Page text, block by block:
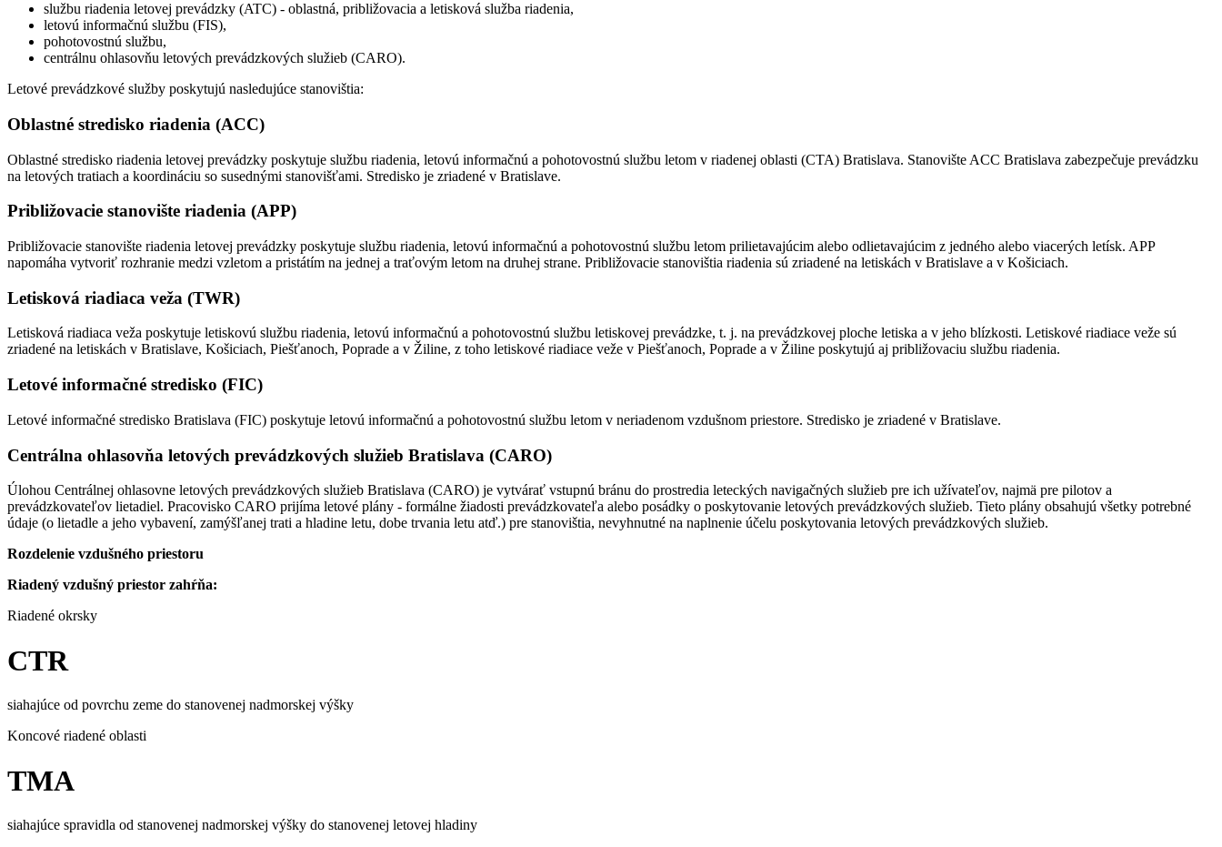
službu riadenia letovej prevádzky (ATC) - oblastná, približovacia a letisková služba riadenia,
letovú informačnú službu (FIS),
pohotovostnú službu,
centrálnu ohlasovňu letových prevádzkových služieb (CARO).
Letové prevádzkové služby poskytujú nasledujúce stanovištia:
Oblastné stredisko riadenia (ACC)
Oblastné stredisko riadenia letovej prevádzky poskytuje službu riadenia, letovú informačnú a pohotovostnú službu letom v riadenej oblasti (CTA) Bratislava. Stanovište ACC Bratislava zabezpečuje prevádzku
na letových tratiach a koordináciu so susednými stanovišťami. Stredisko je zriadené v Bratislave.
Približovacie stanovište riadenia (APP)
Približovacie stanovište riadenia letovej prevádzky poskytuje službu riadenia, letovú informačnú a pohotovostnú službu letom prilietavajúcim alebo odlietavajúcim z jedného alebo viacerých letísk. APP
napomáha vytvoriť rozhranie medzi vzletom a pristátím na jednej a traťovým letom na druhej strane. Približovacie stanovištia riadenia sú zriadené na letiskách v Bratislave a v Košiciach.
Letisková riadiaca veža (TWR)
Letisková riadiaca veža poskytuje letiskovú službu riadenia, letovú informačnú a pohotovostnú službu letiskovej prevádzke, t. j. na prevádzkovej ploche letiska a v jeho blízkosti. Letiskové riadiace veže sú
zriadené na letiskách v Bratislave, Košiciach, Piešťanoch, Poprade a v Žiline, z toho letiskové riadiace veže v Piešťanoch, Poprade a v Žiline poskytujú aj približovaciu službu riadenia.
Letové informačné stredisko (FIC)
Letové informačné stredisko Bratislava (FIC) poskytuje letovú informačnú a pohotovostnú službu letom v neriadenom vzdušnom priestore. Stredisko je zriadené v Bratislave.
Centrálna ohlasovňa letových prevádzkových služieb Bratislava (CARO)
Úlohou Centrálnej ohlasovne letových prevádzkových služieb Bratislava (CARO) je vytvárať vstupnú bránu do prostredia leteckých navigačných služieb pre ich užívateľov, najmä pre pilotov a
prevádzkovateľov lietadiel. Pracovisko CARO prijíma letové plány - formálne žiadosti prevádzkovateľa alebo posádky o poskytovanie letových prevádzkových služieb. Tieto plány obsahujú všetky potrebné
údaje (o lietadle a jeho vybavení, zamýšľanej trati a hladine letu, dobe trvania letu atď.) pre stanovištia, nevyhnutné na naplnenie účelu poskytovania letových prevádzkových služieb.
Rozdelenie vzdušného priestoru
Riadený vzdušný priestor zahŕňa:
Riadené okrsky
CTR
siahajúce od povrchu zeme do stanovenej nadmorskej výšky
Koncové riadené oblasti
TMA
siahajúce spravidla od stanovenej nadmorskej výšky do stanovenej letovej hladiny